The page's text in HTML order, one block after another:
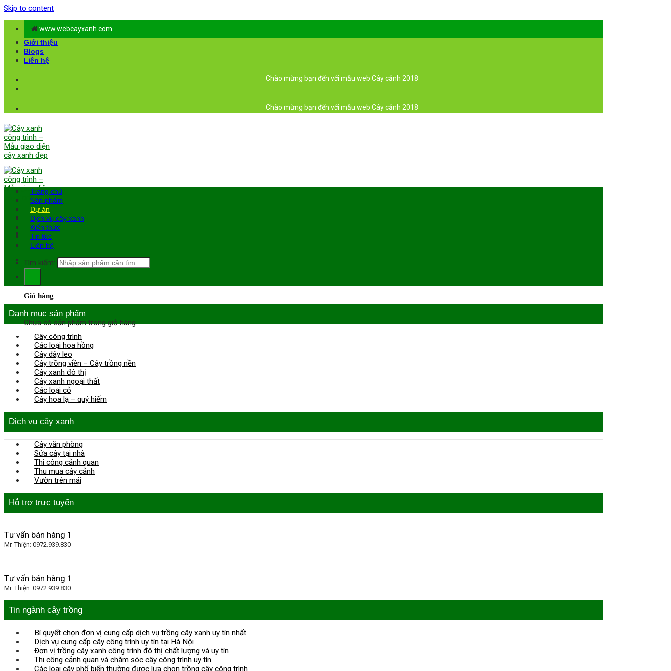
Skip to content
www.webcayxanh.com
Giới thiệu
Blogs
Liên hệ
Chào mừng bạn đến với mẫu web Cây cảnh 2018
Chào mừng bạn đến với mẫu web Cây cảnh 2018
Giỏ hàng
Chưa có sản phẩm trong giỏ hàng.
Trang chủ
Sản phẩm
Dự án
Dịch vụ cây xanh
Kiến thức
Tin tức
Liên hệ
Tìm kiếm:
Danh mục sản phẩm
Cây công trình
Các loại hoa hồng
Cây dây leo
Cây trồng viền – Cây trồng nền
Cây xanh đô thị
Cây xanh ngoại thất
Các loại cỏ
Cây hoa lạ – quý hiếm
Dịch vụ cây xanh
Cây văn phòng
Sửa cây tại nhà
Thi công cảnh quan
Thu mua cây cảnh
Vườn trên mái
Hỗ trợ trực tuyến
Tư vấn bán hàng 1
Mr. Thiện: 0972.939.830
Tư vấn bán hàng 1
Mr. Thiện: 0972.939.830
Tin ngành cây trồng
Bí quyết chọn đơn vị cung cấp dịch vụ trồng cây xanh uy tín nhất
Dịch vụ cung cấp cây công trình uy tín tại Hà Nội
Đơn vị trồng cây xanh công trình đô thị chất lượng và uy tín
Thi công cảnh quan và chăm sóc cây công trình uy tín
Các loại cây phổ biến thường được lựa chọn trồng cây công trình